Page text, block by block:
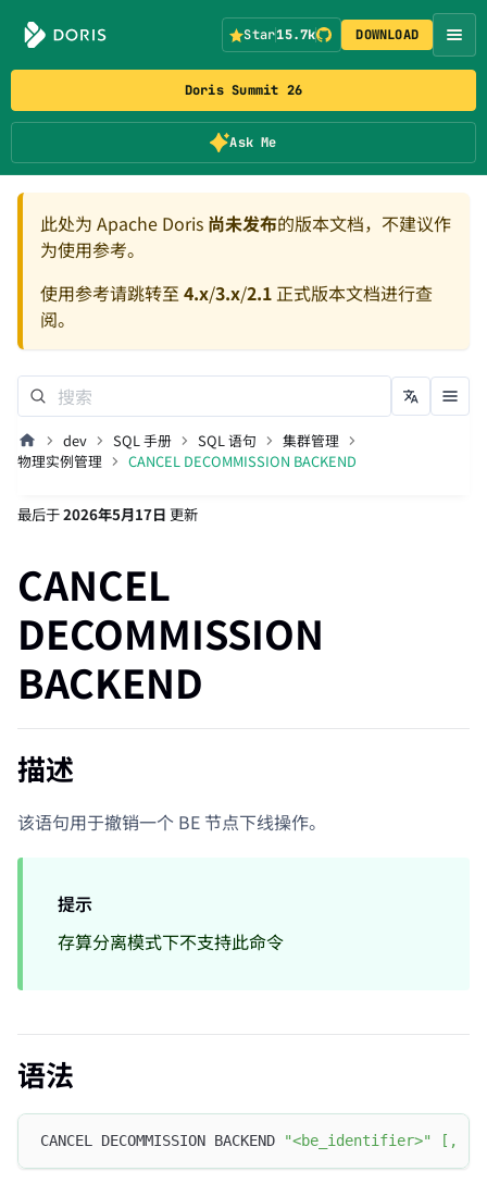
Doris Summit 26
Ask Me
Star15.7k DOWNLOAD
此处为 Apache Doris 尚未发布的版本文档，不建议作
为使用参考。
使用参考请跳转至 4.x/3.x/2.1正式版本文档进行查
阅。
dev SQL 手册 SQL 语句
集群管理
物理实例管理
CANCEL DECOMMISSION BACKEND
最后于2026年5月17日 更新
CANCEL
DECOMMISSION
BACKEND
描述
该语句用于撤销一个 BE 节点下线操作。
提示
存算分离模式下不支持此命令
语法
CANCEL DECOMMISSION BACKEND "<be_identifier>" [ ,